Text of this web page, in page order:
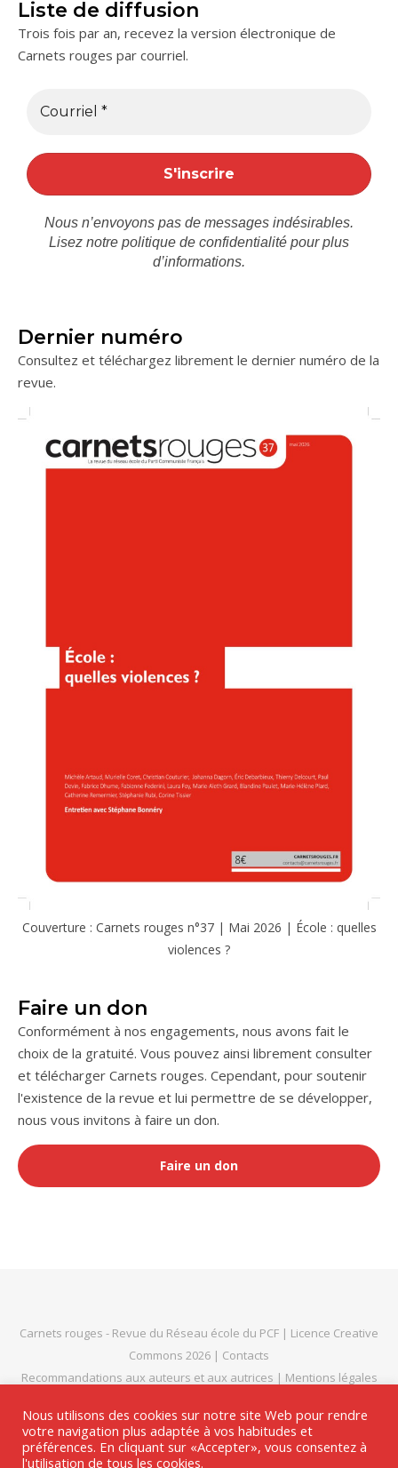
Liste de diffusion
Trois fois par an, recevez la version électronique de
Carnets rouges par courriel.
Nous n’envoyons pas de messages indésirables.
Lisez notre politique de confidentialité pour plus
d’informations.
Dernier numéro
Consultez et téléchargez librement le dernier numéro de la
revue.
Couverture : Carnets rouges n°37 | Mai 2026 | École : quelles
violences ?
Faire un don
Conformément à nos engagements, nous avons fait le
choix de la gratuité. Vous pouvez ainsi librement consulter
et télécharger Carnets rouges. Cependant, pour soutenir
l'existence de la revue et lui permettre de se développer,
nous vous invitons à faire un don.
Faire un don
Carnets rouges - Revue du Réseau école du PCF | Licence Creative
Commons 2026 | Contacts
Recommandations aux auteurs et aux autrices | Mentions légales
HAUT DE PAGE
Nous utilisons des cookies sur notre site Web pour rendre
votre navigation plus adaptée à vos habitudes et
préférences. En cliquant sur «Accepter», vous consentez à
l'utilisation de tous les cookies.